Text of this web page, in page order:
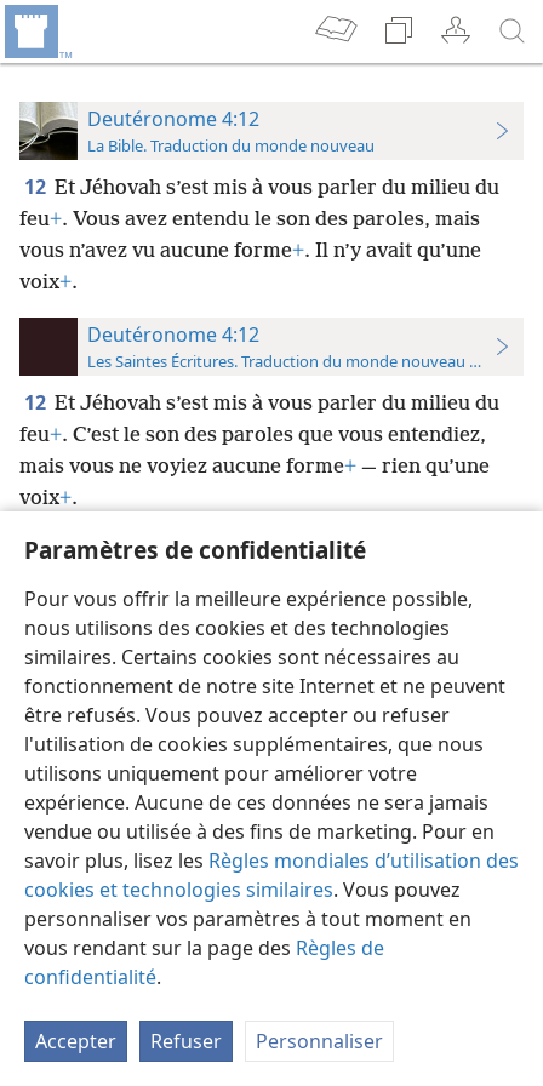
Paramètres de confidentialité
Pour vous offrir la meilleure expérience possible,
nous utilisons des cookies et des technologies
similaires. Certains cookies sont nécessaires au
fonctionnement de notre site Internet et ne peuvent
être refusés. Vous pouvez accepter ou refuser
l'utilisation de cookies supplémentaires, que nous
utilisons uniquement pour améliorer votre
expérience. Aucune de ces données ne sera jamais
vendue ou utilisée à des fins de marketing. Pour en
savoir plus, lisez les Règles mondiales d’utilisation des
cookies et technologies similaires. Vous pouvez
personnaliser vos paramètres à tout moment en
vous rendant sur la page des Règles de
confidentialité.
Accepter Refuser Personnaliser
Deutéronome 4:12
La Bible. Traduction du monde nouveau
12 Et Jéhovah s’est mis à vous parler du milieu du
feu+. Vous avez entendu le son des paroles, mais
vous n’avez vu aucune forme+. Il n’y avait qu’une
voix+.
Deutéronome 4:12
Les Saintes Écritures. Traduction du monde nouveau (avec
12 Et Jéhovah s’est mis à vous parler du milieu du
feu+. C’est le son des paroles que vous entendiez,
mais vous ne voyiez aucune forme+ — rien qu’une
voix+.
Préférences
Copyright© 2026 Watch Tower Bible and Tract Society of Pennsylvania
Conditions d’utilisation
Règles de confidentialité
Paramètres de confidentialité
JW.ORG Se connecter